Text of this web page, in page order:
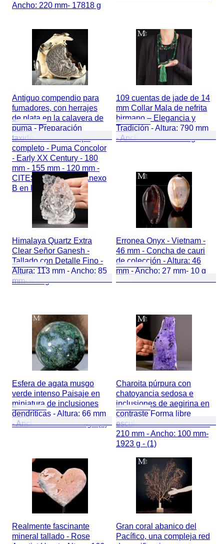
Ancho: 220 mm- 17818 g
Antiguo compendio para
fumadores, con herrajes
de plata en la calavera de
puma - Preparación
taxidérmica de cuerpo
completo - Puma Concolor
- Early XX Century - 180
mm - 155 mm - 120 mm -
CITES Apéndice II - Anexo
B en la UE
109 cuentas de jade de 14
mm Collar Mala de nefrita
birmano – Elegancia y
Tradición - Altura: 790 mm
- Ancho: 30 mm- 422 g
Himalaya Quartz Extra
Clear Señor Ganesh -
Tallado con Detalle Fino -
Altura: 113 mm - Ancho: 85
mm- 401 g
Erronea Onyx - Vietnam -
46 mm - Concha de cauri
de colección - Altura: 46
mm - Ancho: 27 mm- 10 g
Esfera de agata musgo
verde intenso Paisaje en
miniatura de inclusiones
dendríticas - Altura: 66 mm
- Ancho: 66 mm- 382 g - (1)
Charoita púrpura con
chatoyancia sedosa e
inclusiones de aegirina en
contraste Forma libre
escultórica natural - Altura:
210 mm - Ancho: 100 mm-
1923 g - (1)
Realmente fascinante
mineral tallado - Rose
Gran coral abanico del
Pacífico, una compleja red